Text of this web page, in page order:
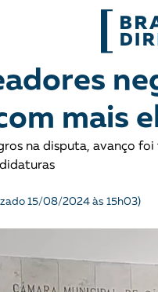
Migrações
Mulheres
Povos
mais
na disputa, avanço
15/08/2024 às 15h03)